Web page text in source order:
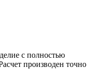
с полностью
производен точно